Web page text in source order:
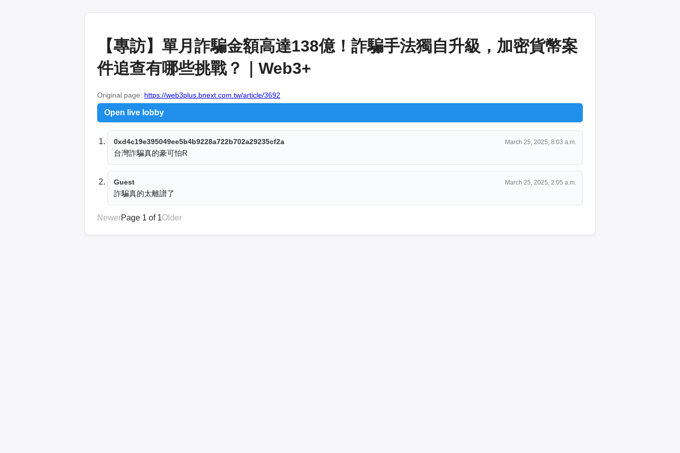
【專訪】單月詐騙金額高達138億！詐騙手法獨自升級，加密貨幣案
件追查有哪些挑戰？｜Web3+
Original page: https://web3plus.bnext.com.tw/article/3692
Open live lobby
0xd4c19e395049ee5b4b9228a722b702a29235cf2a March 25, 2025, 8:03 a.m.
台灣詐騙真的豪可怕R
Guest March 25, 2025, 2:05 a.m.
詐騙真的太離譜了
NewerPage 1 of 1Older